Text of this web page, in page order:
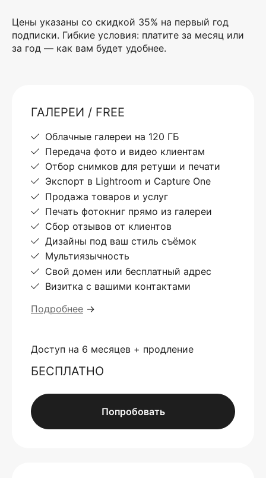
Цены указаны со скидкой 35% на первый год
подписки. Гибкие условия: платите за месяц или
за год — как вам будет удобнее.
ГАЛЕРЕИ / FREE
Облачные галереи на 120 ГБ
Передача фото и видео клиентам
Отбор снимков для ретуши и печати
Экспорт в Lightroom и Capture One
Продажа товаров и услуг
Печать фотокниг прямо из галереи
Сбор отзывов от клиентов
Дизайны под ваш стиль съёмок
Мультиязычность
Свой домен или бесплатный адрес
Визитка с вашими контактами
Подробнее →
Доступ на 6 месяцев + продление
БЕСПЛАТНО
Попробовать